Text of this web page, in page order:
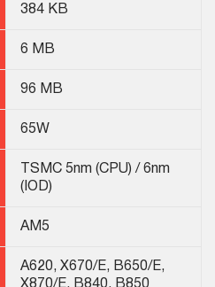
384 KB
6 MB
96 MB
65W
TSMC 5nm (CPU) / 6nm
(IOD)
AM5
A620, X670/E, B650/E,
X870/E, B840, B850